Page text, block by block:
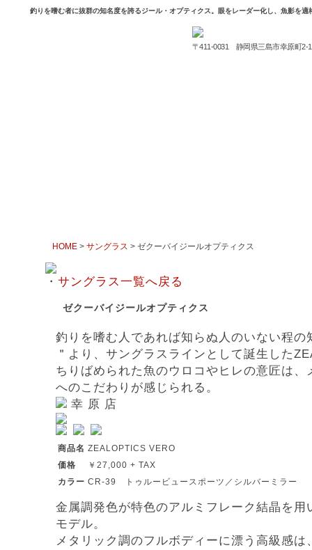
釣りを嗜む者に抜群の知名度を誇るジール・オプティクス。眼をレーダー化し、魚影を
〒411-0031 静岡県三島市幸原町2-
HOME > サングラス > ゼクーバイジールオプティクス
・ サングラス一覧へ戻る
ゼクーバイジールオプティクス
釣りを嗜む人であれば知らぬ人のいない程の
＂より、サングラスラインとして誕生した
ちりばめられた魚のウロコやヒレの意匠は、
へのこだわりが感じられる。
幸 原 店
商品名 ZEALOPTICS VERO
価格
￥27,000 + TAX
カラー CR-39 トゥルービュースポーツ／シルバーミラー
金属調発色が特色のアルミフレーク結晶を用
モデル。
メタリック調のフルボディーに漂う高級感は